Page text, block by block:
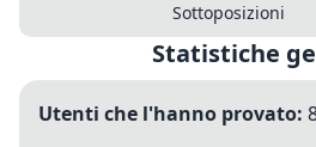
Sottoposizioni
Statistiche
Utenti che l'hanno provato: